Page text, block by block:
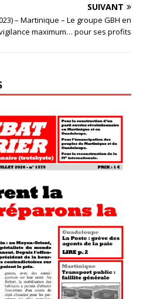
SUIVANT
– Martinique – Le groupe GBH en
maximum… pour ses profits